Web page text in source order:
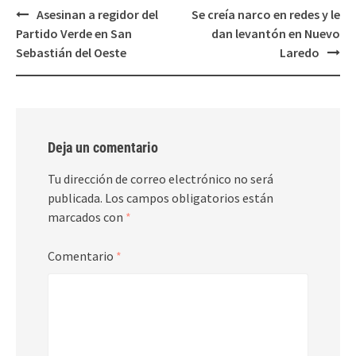
Post
navigation
Asesinan a regidor del
Partido Verde en San
Sebastián del Oeste
Se creía narco en redes y le
dan levantón en Nuevo
Laredo
Deja un comentario
Tu dirección de correo electrónico no será
publicada. Los campos obligatorios están
marcados con *
Comentario *